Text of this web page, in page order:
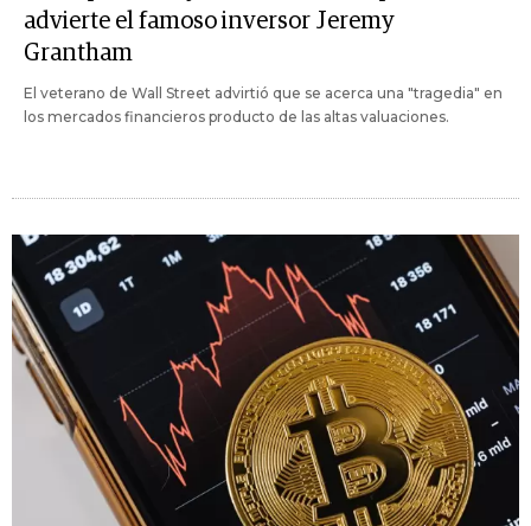
advierte el famoso inversor Jeremy
Grantham
El veterano de Wall Street advirtió que se acerca una "tragedia" en
los mercados financieros producto de las altas valuaciones.